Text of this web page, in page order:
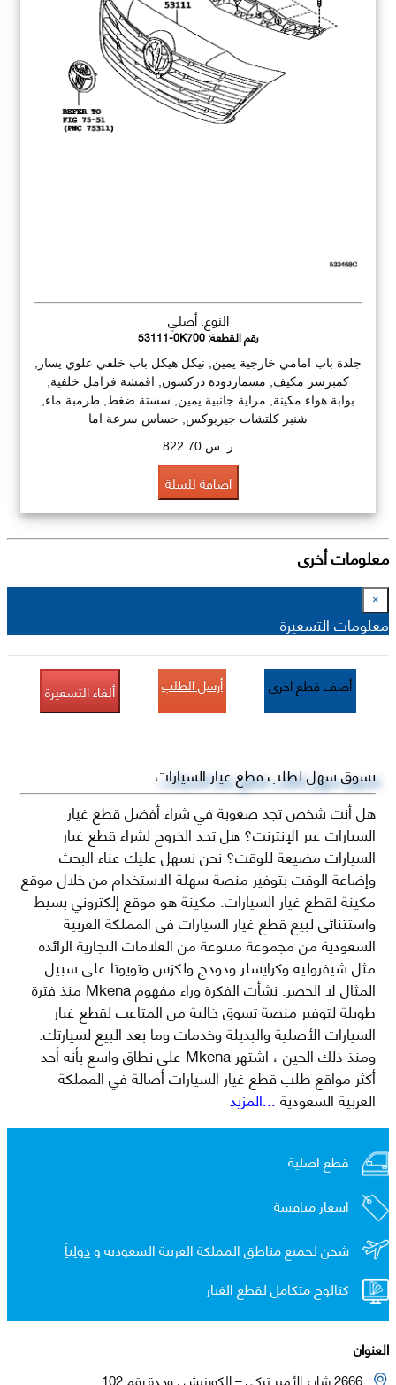
النوع: أصلي
رقم القطعة:53111-0K700
جلدة باب امامي خارجية يمين, نيكل هيكل باب خلفي علوي يسار,
كمبرسر مكيف, مسماردودة دركسون, اقمشة فرامل خلفية,
بوابة هواء مكينة, مراية جانبية يمين, سستة ضغط, طرمبة ماء,
شنبر كلتشات جيربوكس, حساس سرعة اما
ر. س.822.70
اضافة للسلة
معلومات أخرى
×
معلومات التسعيرة
أضف قطع اخرى أرسل الطلب ألغاء التسعيرة
تسوق سهل لطلب قطع غيار السيارات
هل أنت شخص تجد صعوبة في شراء أفضل قطع غيار
السيارات عبر الإنترنت؟ هل تجد الخروج لشراء قطع غيار
السيارات مضيعة للوقت؟ نحن نسهل عليك عناء البحث
وإضاعة الوقت بتوفير منصة سهلة الاستخدام من خلال موقع
مكينة لقطع غيار السيارات. مكينة هو موقع إلكتروني بسيط
واستثنائي لبيع قطع غيار السيارات في المملكة العربية
السعودية من مجموعة متنوعة من العلامات التجارية الرائدة
مثل شيفروليه وكرايسلر ودودج ولكزس وتويوتا على سبيل
المثال لا الحصر. نشأت الفكرة وراء مفهوم Mkena منذ فترة
طويلة لتوفير منصة تسوق خالية من المتاعب لقطع غيار
السيارات الأصلية والبديلة وخدمات وما بعد البيع لسيارتك.
ومنذ ذلك الحين ، اشتهر Mkena على نطاق واسع بأنه أحد
أكثر مواقع طلب قطع غيار السيارات أصالة في المملكة
العربية السعودية...المزيد
قطع اصلية
اسعار منافسة
شحن لجميع مناطق المملكة العربية السعوديه ودولياً
كتالوج متكامل لقطع الغيار
العنوان